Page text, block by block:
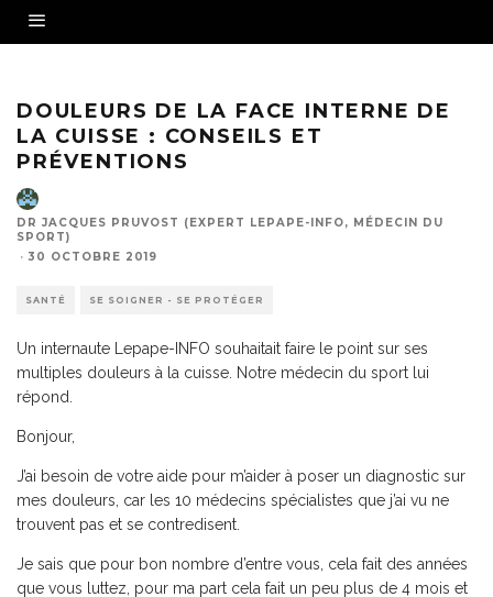
DOULEURS DE LA FACE INTERNE DE
LA CUISSE : CONSEILS ET
PRÉVENTIONS
DR JACQUES PRUVOST (EXPERT LEPAPE-INFO, MÉDECIN DU
SPORT)
· 30 OCTOBRE 2019
SANTÉ SE SOIGNER - SE PROTÉGER
Un internaute Lepape-INFO souhaitait faire le point sur ses
multiples douleurs à la cuisse. Notre médecin du sport lui
répond.
Bonjour,
J’ai besoin de votre aide pour m’aider à poser un diagnostic sur
mes douleurs, car les 10 médecins spécialistes que j’ai vu ne
trouvent pas et se contredisent.
Je sais que pour bon nombre d’entre vous, cela fait des années
que vous luttez, pour ma part cela fait un peu plus de 4 mois et